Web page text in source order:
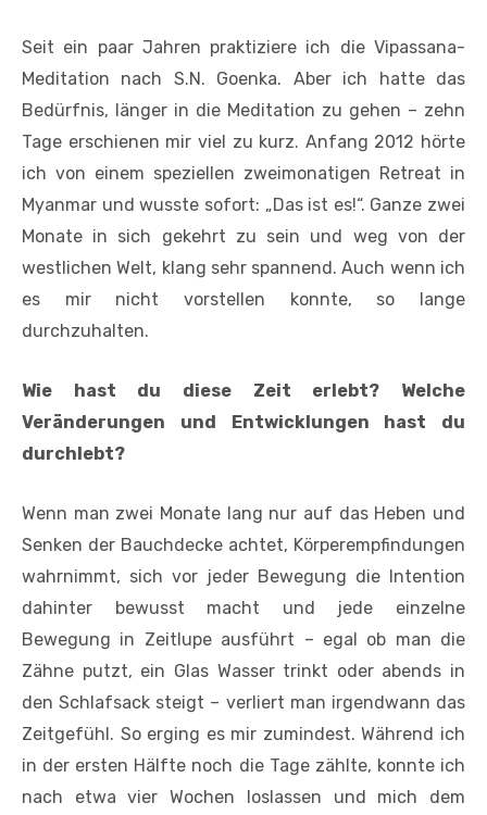
Seit ein paar Jahren praktiziere ich die Vipassana-
Meditation nach S.N. Goenka. Aber ich hatte das
Bedürfnis, länger in die Meditation zu gehen – zehn
Tage erschienen mir viel zu kurz. Anfang 2012 hörte
ich von einem speziellen zweimonatigen Retreat in
Myanmar und wusste sofort: „Das ist es!“. Ganze zwei
Monate in sich gekehrt zu sein und weg von der
westlichen Welt, klang sehr spannend. Auch wenn ich
es mir nicht vorstellen konnte, so lange
durchzuhalten.
Wie hast du diese Zeit erlebt? Welche
Veränderungen und Entwicklungen hast du
durchlebt?
Wenn man zwei Monate lang nur auf das Heben und
Senken der Bauchdecke achtet, Körperempfindungen
wahrnimmt, sich vor jeder Bewegung die Intention
dahinter bewusst macht und jede einzelne
Bewegung in Zeitlupe ausführt – egal ob man die
Zähne putzt, ein Glas Wasser trinkt oder abends in
den Schlafsack steigt – verliert man irgendwann das
Zeitgefühl. So erging es mir zumindest. Während ich
in der ersten Hälfte noch die Tage zählte, konnte ich
nach etwa vier Wochen loslassen und mich dem